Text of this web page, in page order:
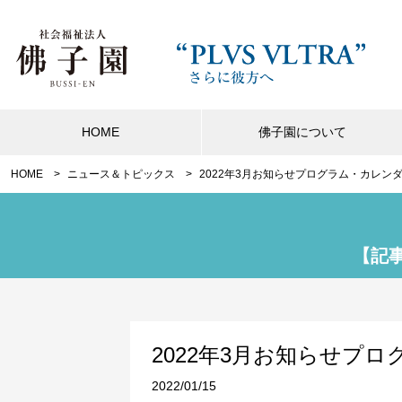
HOME 佛子園について
HOME ニュース＆トピックス 2022年3月お知らせプログラム・カレン
【記
2022年3月お知らせプロ
2022/01/15